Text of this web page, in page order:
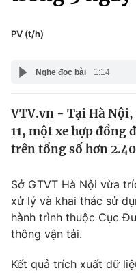
Thế giới
Thế giới đó đây
Câu chuyện quốc tế
Kinh tế
Tài chính
Thị trường
Góc doanh nghiệp
Dữ liệu và đời sống
Truyền hình
Văn hóa - Giải trí
Giáo dục
PV (t/h)
Nghe đọc bài 1:14
VTV.vn - Tại Hà
11, một xe hợp đồng
trên tổng số hơn
Sở GTVT Hà Nội vừa
xử lý và khai thác sử
hành trình thuộc Cục
thông vận tải.
Kết quả trích xuất dữ